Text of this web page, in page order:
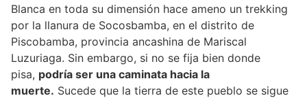
Blanca en toda su dimensión hace ameno un trekking
por la llanura de Socosbamba, en el distrito de
Piscobamba, provincia ancashina de Mariscal
Luzuriaga. Sin embargo, si no se fija bien donde
pisa, podría ser una caminata hacia la
muerte. Sucede que la tierra de este pueblo se sigue